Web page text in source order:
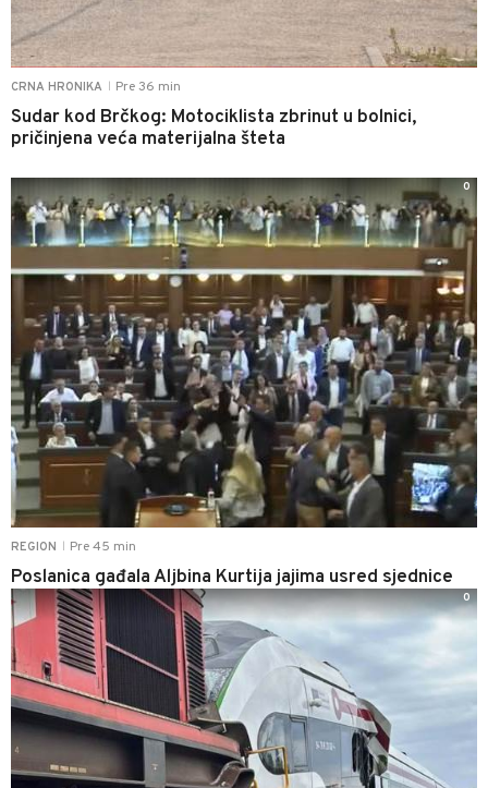
CRNA HRONIKA Pre 36 min
Sudar kod Brčkog: Motociklista zbrinut u bolnici,
pričinjena veća materijalna šteta
REGION Pre 45 min
Poslanica gađala Aljbina Kurtija jajima usred sjednice
0
0